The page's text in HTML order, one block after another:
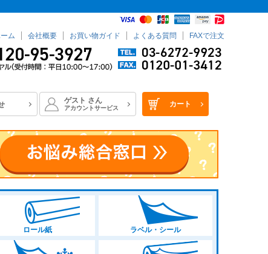
ム 会社概要 お買い物ガイド よくある質問 FAXで注文
ゲスト さん
アカウントサービス カート
ロール紙 ラベル・シール